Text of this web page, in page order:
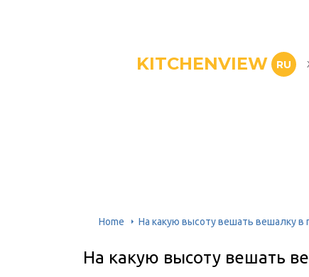
KITCHENVIEW RU
Home На какую высоту вешать вешалку в
На какую высоту вешать